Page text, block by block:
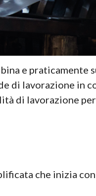
e praticamente
di lavorazione in
di lavorazione
che inizia